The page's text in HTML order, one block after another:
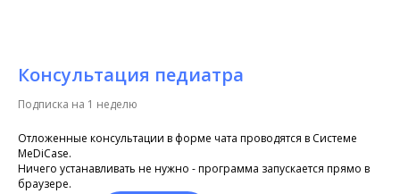
Консультация педиатра
Подписка на 1 неделю
Отложенные консультации в форме чата проводятся в Системе
MeDiCase.
Ничего устанавливать не нужно - программа запускается прямо в
браузере.